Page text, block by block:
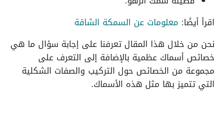
اقرأ أيضًا: معلومات عن السمكة الشاقة
نحن من خلال هذا المقال تعرفنا على إجابة سؤال ما هي
خصائص أسماك عظمية بالإضافة إلى التعرف على
مجموعة من الخصائص حول التركيب والصفات الشكلية
التي تتميز بها مثل هذه الأسماك.